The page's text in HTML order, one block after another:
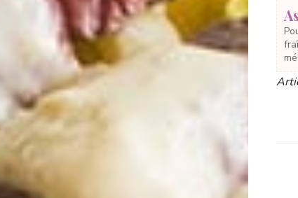
Pour plus de gourmandise, j'ajoute encore quelques morceaux de Bresse Bleu